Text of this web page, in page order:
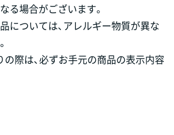
る場合がございます。
については、アレルギー物質が異な
の際は、必ずお手元の商品の表示内容